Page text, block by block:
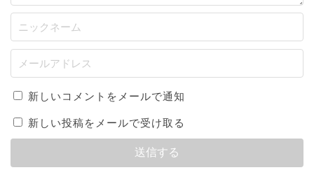
新しいコメントをメールで通知
新しい投稿をメールで受け取る